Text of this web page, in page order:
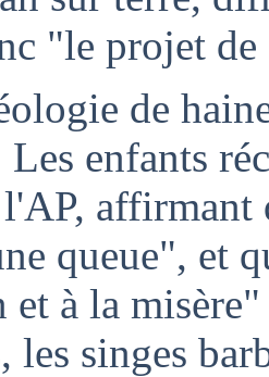
"le projet
de
enfants
affirmant
queue", et
à la
les singes